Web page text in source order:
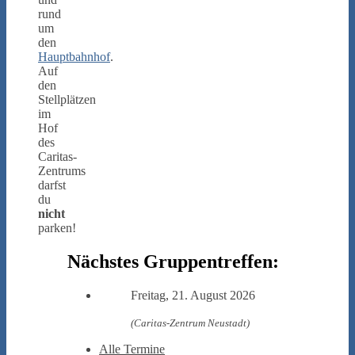
rund
um
den
Hauptbahnhof.
Auf
den
Stellplätzen
im
Hof
des
Caritas-
Zentrums
darfst
du
nicht
parken!
Nächstes Gruppentreffen:
Freitag, 21. August 2026
(Caritas-Zentrum Neustadt)
Alle Termine